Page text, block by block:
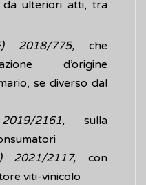
ulteriori atti, tra
2018/775, che
d’origine
se diverso dal
2161, sulla
2021/2117, con
viti-vinicolo